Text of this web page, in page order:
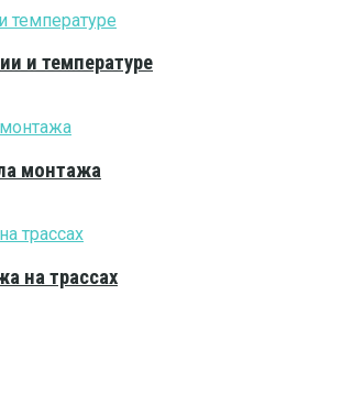
и температуре
монтажа
на трассах